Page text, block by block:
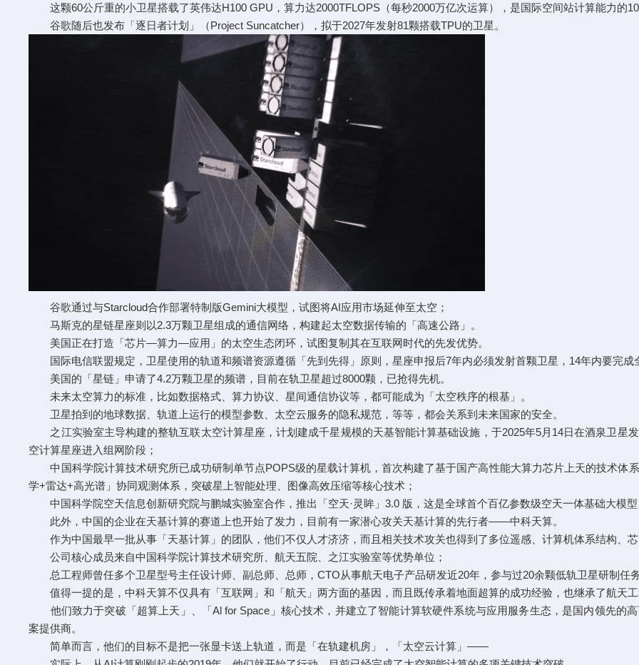
这颗60公斤重的小卫星搭载了英伟达H100 GPU，算力达2000TFLOPS（每秒2000万亿次运算），是国际空间站计算能力的
谷歌随后也发布「逐日者计划」（Project Suncatcher），拟于2027年发射81颗搭载TPU的卫星。
谷歌通过与Starcloud合作部署特制版Gemini大模型，试图将AI应用市场延伸至太空；
马斯克的星链星座则以2.3万颗卫星组成的通信网络，构建起太空数据传输的「高速公路」。
美国正在打造「芯片—算力—应用」的太空生态闭环，试图复制其在互联网时代的先发优势。
国际电信联盟规定，卫星使用的轨道和频谱资源遵循「先到先得」原则，星座申报后7年内必须发射首颗卫星，14年内要完成
美国的「星链」申请了4.2万颗卫星的频谱，目前在轨卫星超过8000颗，已抢得先机。
未来太空算力的标准，比如数据格式、算力协议、星间通信协议等，都可能成为「太空秩序的根基」。
卫星拍到的地球数据、轨道上运行的模型参数、太空云服务的隐私规范，等等，都会关系到未来国家的安全。
之江实验室主导构建的整轨互联太空计算星座，计划建成千星规模的天基智能计算基础设施，于2025年5月14日在酒泉卫星
空计算星座进入组网阶段；
中国科学院计算技术研究所已成功研制单节点POPS级的星载计算机，首次构建了基于国产高性能大算力芯片上天的技术体
学+雷达+高光谱」协同观测体系，突破星上智能处理、图像高效压缩等核心技术；
中国科学院空天信息创新研究院与鹏城实验室合作，推出「空天·灵眸」3.0 版，这是全球首个百亿参数级空天一体基础大模
此外，中国的企业在天基计算的赛道上也开始了发力，目前有一家潜心攻关天基计算的先行者——中科天算。
作为中国最早一批从事「天基计算」的团队，他们不仅人才济济，而且相关技术攻关也得到了多位遥感、计算机体系结构、
公司核心成员来自中国科学院计算技术研究所、航天五院、之江实验室等优势单位；
总工程师曾任多个卫星型号主任设计师、副总师、总师，CTO从事航天电子产品研发近20年，参与过20余颗低轨卫星研制任
值得一提的是，中科天算不仅具有「互联网」和「航天」两方面的基因，而且既传承着地面超算的成功经验，也继承了航天
他们致力于突破「超算上天」、「Al for Space」核心技术，并建立了智能计算软硬件系统与应用服务生态，是国内领先的
案提供商。
简单而言，他们的目标不是把一张显卡送上轨道，而是「在轨建机房」，「太空云计算」——